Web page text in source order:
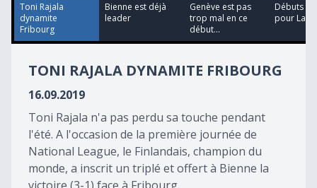
23
seconds
Toni Rajala
dynamite
Fribourg
Bienne est déjà
leader
Genève est pas
trop mal en ce
début...
Débuts
pour
TONI RAJALA DYNAMITE FRIBOURG
16.09.2019
Toni Rajala n'a pas perdu sa touche pendant
l'été. A l'occasion de la première journée de
National League, le Finlandais, champion du
monde, a inscrit un triplé et offert à Bienne la